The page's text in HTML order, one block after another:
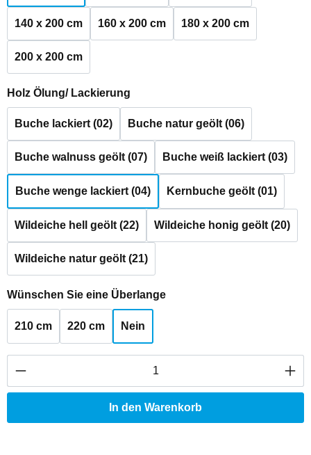
140 x 200 cm 160 x 200 cm 180 x 200 cm
200 x 200 cm
Holz Ölung/ Lackierung
Buche lackiert (02) Buche natur geölt (06)
Buche walnuss geölt (07) Buche weiß lackiert (03)
Buche wenge lackiert (04) Kernbuche geölt (01)
Wildeiche hell geölt (22) Wildeiche honig geölt (20)
Wildeiche natur geölt (21)
Wünschen Sie eine Überlangeauswählen
210 cm 220 cm Nein
Produkt Anzahl: Gib den gewünschten
In den Warenkorb